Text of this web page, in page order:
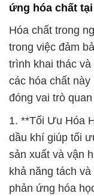
các hóa chất này
đóng vai trò quan
1. **Tối Ưu Hóa
dầu khí giúp tối
sản xuất và vận
khả năng tách và
phản ứng hóa
xuất và cải thiện
2. **An Toàn
chính xác và
đảm bảo an